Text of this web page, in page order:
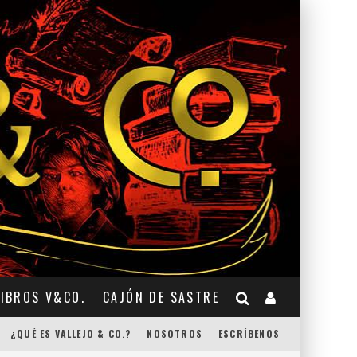
V&CO. CAJÓN DE SASTRE
¿QUÉ ES VALLEJO & CO.? NOSOTROS ESCRÍBENOS